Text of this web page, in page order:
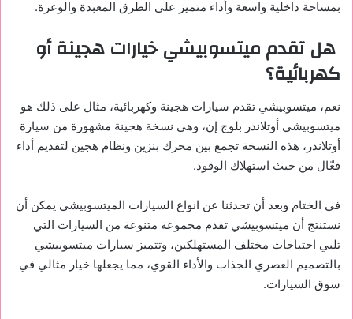
بمساحة داخلية واسعة وأداء متميز على الطرق المعبدة والوعرة.
هل تقدم ميتسوبيشي خيارات هجينة أو
كهربائية؟
نعم، ميتسوبيشي تقدم سيارات هجينة وكهربائية، مثال على ذلك هو
ميتسوبيشي أوتلاندر بلوج إن، وهي نسخة هجينة مشهورة من سيارة
أوتلاندر، هذه النسخة تجمع بين محرك بنزين ونظام هجين لتقديم أداء
فعّال من حيث استهلاك الوقود.
في الختام وبعد أن تحدثنا عن انواع السيارات الميتسوبيشي يمكن أن
نستنتج أن ميتسوبيشي تقدم مجموعة متنوعة من السيارات التي
تلبي احتياجات مختلف المستهلكين، وتتميز سيارات ميتسوبيشي
بالتصميم العصري الجذاب والأداء القوي، مما يجعلها خيار مثالي في
سوق السيارات.